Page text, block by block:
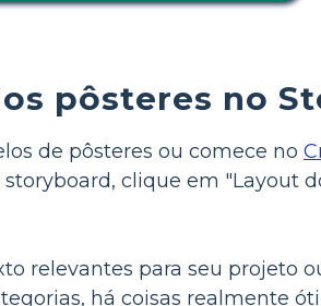
pôsteres no
de pôsteres ou comece no
clique em "Layout
relevantes para seu projeto
há coisas realmente